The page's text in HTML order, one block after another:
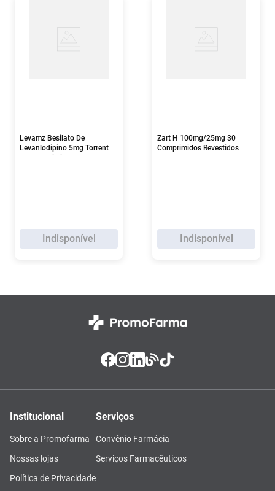
Levamz Besilato De
Levanlodipino 5mg Torrent
Indisponível
Zart H 100mg/25mg 30
Comprimidos Revestidos
Indisponível
Institucional
Sobre a Promofarma
Nossas lojas
Política de Privacidade
Serviços
Convênio Farmácia
Serviços Farmacêuticos